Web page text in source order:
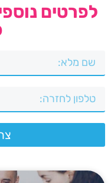
לפרטים